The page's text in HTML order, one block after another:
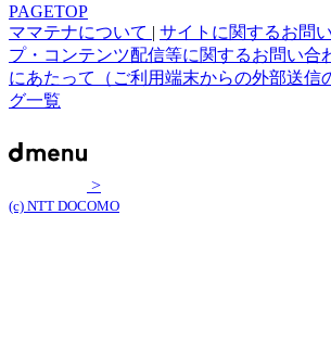
PAGETOP
ママテナについて | サイトに関するお問
プ・コンテンツ配信等に関するお問い合
にあたって（ご利用端末からの外部送信
グ一覧
>
(c) NTT DOCOMO